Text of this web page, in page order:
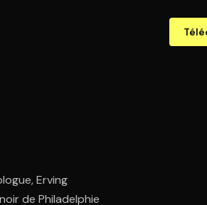
Erving
de Philadelphie